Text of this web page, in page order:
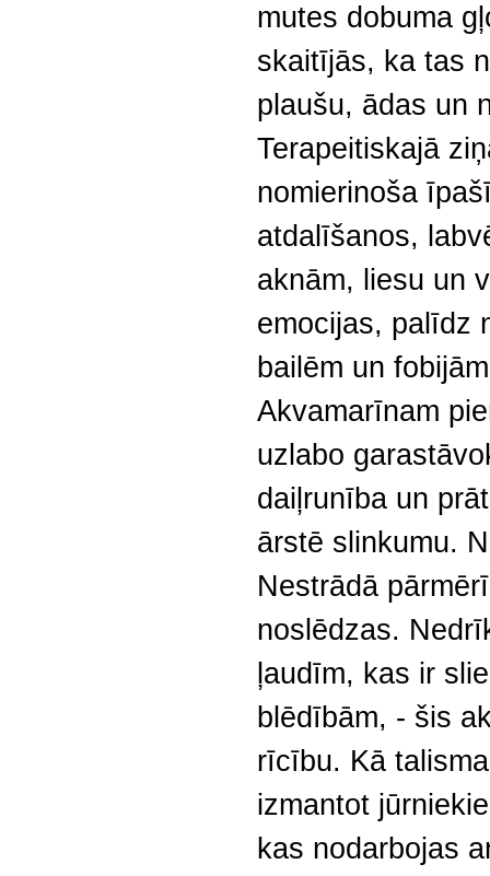
mutes dobuma
skaitījās, ka tas
plaušu, ādas un
Terapeitiskajā
nomierinoša
atdalīšanos,
aknām, liesu un
emocijas, palīdz
bailēm un
Akvamarīnam
uzlabo
daiļrunība un
ārstē slinkumu.
Nestrādā
noslēdzas.
ļaudīm, kas ir
blēdībām, - šis
rīcību. Kā
izmantot
kas nodarbojas